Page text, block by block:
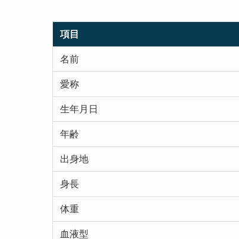
項目
名前
愛称
生年月日
年齢
出身地
身長
体重
血液型